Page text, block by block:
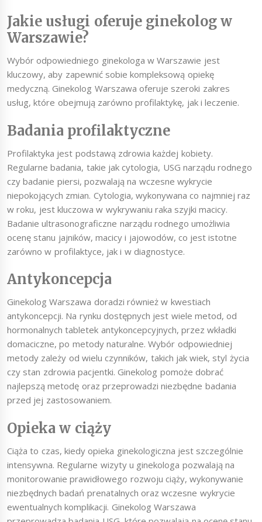
Jakie usługi oferuje ginekolog w
Warszawie?
Wybór odpowiedniego ginekologa w Warszawie jest
kluczowy, aby zapewnić sobie kompleksową opiekę
medyczną. Ginekolog Warszawa oferuje szeroki zakres
usług, które obejmują zarówno profilaktykę, jak i leczenie.
Badania profilaktyczne
Profilaktyka jest podstawą zdrowia każdej kobiety.
Regularne badania, takie jak cytologia, USG narządu rodnego
czy badanie piersi, pozwalają na wczesne wykrycie
niepokojących zmian. Cytologia, wykonywana co najmniej raz
w roku, jest kluczowa w wykrywaniu raka szyjki macicy.
Badanie ultrasonograficzne narządu rodnego umożliwia
ocenę stanu jajników, macicy i jajowodów, co jest istotne
zarówno w profilaktyce, jak i w diagnostyce.
Antykoncepcja
Ginekolog Warszawa doradzi również w kwestiach
antykoncepcji. Na rynku dostępnych jest wiele metod, od
hormonalnych tabletek antykoncepcyjnych, przez wkładki
domaciczne, po metody naturalne. Wybór odpowiedniej
metody zależy od wielu czynników, takich jak wiek, styl życia
czy stan zdrowia pacjentki. Ginekolog pomoże dobrać
najlepszą metodę oraz przeprowadzi niezbędne badania
przed jej zastosowaniem.
Opieka w ciąży
Ciąża to czas, kiedy opieka ginekologiczna jest szczególnie
intensywna. Regularne wizyty u ginekologa pozwalają na
monitorowanie prawidłowego rozwoju ciąży, wykonywanie
niezbędnych badań prenatalnych oraz wczesne wykrycie
ewentualnych komplikacji. Ginekolog Warszawa